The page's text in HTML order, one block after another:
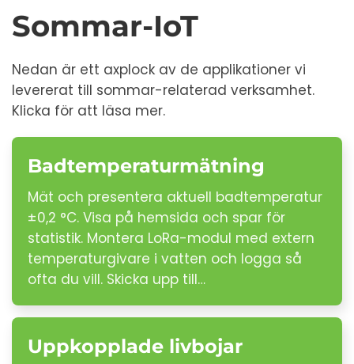
Sommar-IoT
Nedan är ett axplock av de applikationer vi
levererat till sommar-relaterad verksamhet.
Klicka för att läsa mer.
Badtemperaturmätning
Mät och presentera aktuell badtemperatur
±0,2 °C. Visa på hemsida och spar för
statistik. Montera LoRa-modul med extern
temperaturgivare i vatten och logga så
ofta du vill. Skicka upp till…
Uppkopplade livbojar